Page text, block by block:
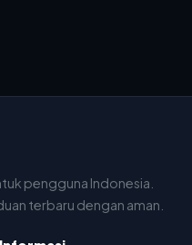
pengguna Indonesia.
terbaru dengan aman.